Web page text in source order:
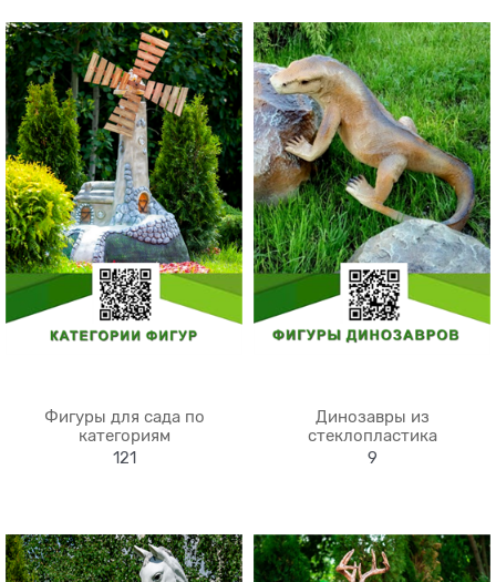
Фигуры для сада по
категориям
121
Динозавры из
стеклопластика
9